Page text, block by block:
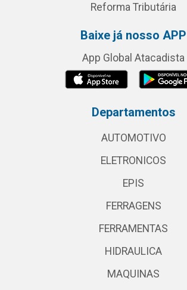
Reforma Tributária
Baixe já nosso APP
App Global Atacadista
Departamentos
AUTOMOTIVO
ELETRONICOS
EPIS
FERRAGENS
FERRAMENTAS
HIDRAULICA
MAQUINAS